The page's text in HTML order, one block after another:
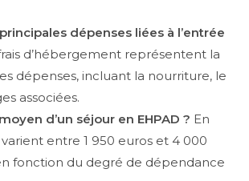
dépenses liées à l’entrée
d’hébergement représentent la
dépenses, incluant la nourriture, le
associées.
d’un séjour en EHPAD ? En
entre 1 950 euros et 4 000
fonction du degré de dépendance